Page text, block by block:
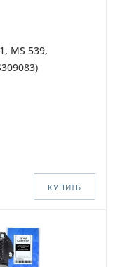
MS 539,
КУПИТЬ